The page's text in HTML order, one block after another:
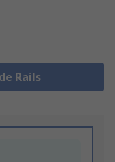
Rails